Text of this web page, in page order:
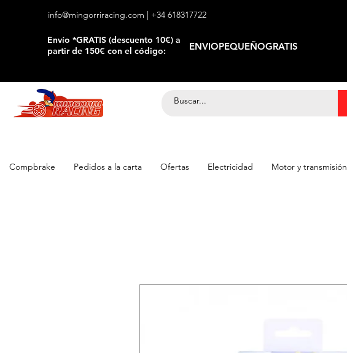
info@mingorriracing.com | +34 618317722
​Envío *GRATIS (descuento 10€) a
partir de 150€ con el código:
ENVIOPEQUEÑOGRATIS
Compbrake Pedidos a la carta Ofertas Electricidad Motor y transmisión